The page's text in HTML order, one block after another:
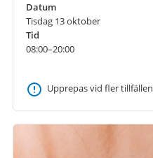
Datum
Tisdag 13 oktober
Tid
08:00–20:00
Upprepas vid fler tillfällen